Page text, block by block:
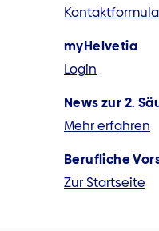
myHelvetia
Login
News zur 2.
Mehr erfahren
Berufliche
Zur Startseite